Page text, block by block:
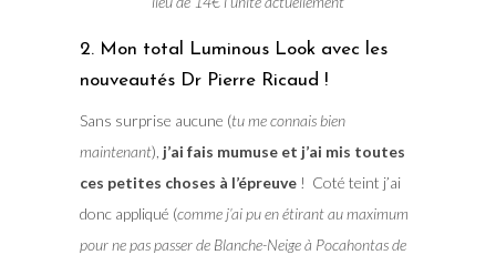
2. Mon total Luminous Look avec les
nouveautés Dr Pierre Ricaud !
Sans surprise aucune (tu me connais bien
maintenant), j’ai fais mumuse et j’ai mis toutes
ces petites choses à l’épreuve! Coté teint j’ai
donc appliqué (comme j’ai pu en étirant au maximum
pour ne pas passer de Blanche-Neige à Pocahontas de